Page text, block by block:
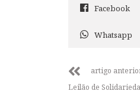
Facebook
Whatsapp
artigo
Leilão de